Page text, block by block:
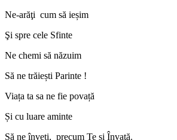
Ne-arăţi cum să ieșim
Şi spre cele Sfinte
Ne chemi să năzuim
Să ne trăiești Parinte !
Viața ta sa ne fie povață
Și cu luare aminte
Să ne înveți, precum Te și Învaţă.